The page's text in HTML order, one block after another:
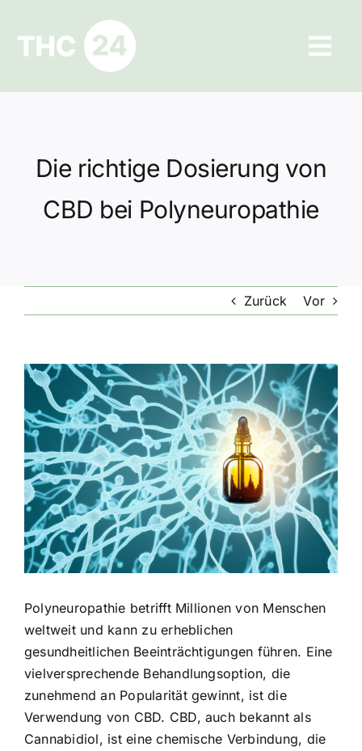
springen
Ratgeber
Datenschutz
Die richtige Dosierung von
CBD bei Polyneuropathie
Zurück Vor
Zeige
grösseres
Bild
Polyneuropathie betrifft Millionen von Menschen
weltweit und kann zu erheblichen
gesundheitlichen Beeinträchtigungen führen. Eine
vielversprechende Behandlungsoption, die
zunehmend an Popularität gewinnt, ist die
Verwendung von CBD. CBD, auch bekannt als
Cannabidiol, ist eine chemische Verbindung, die